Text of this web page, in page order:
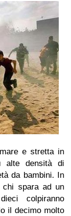
e stretta in
alte densità di
da bambini. In
chi spara ad un
colpiranno
il decimo molto